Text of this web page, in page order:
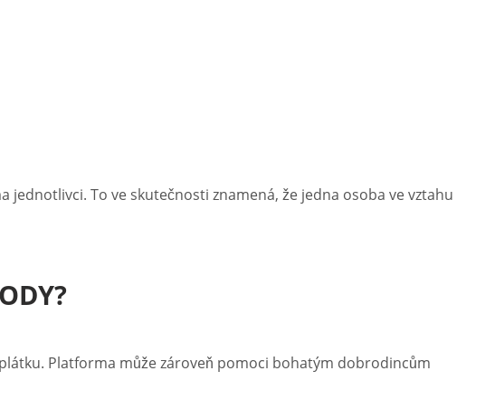
jednotlivci. To ve skutečnosti znamená, že jedna osoba ve vztahu
Platforma může zároveň pomoci bohatým dobrodincům